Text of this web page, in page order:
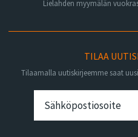
Lielahden myymälän
TILAA
Tilaamalla uutiskirjeemme saat